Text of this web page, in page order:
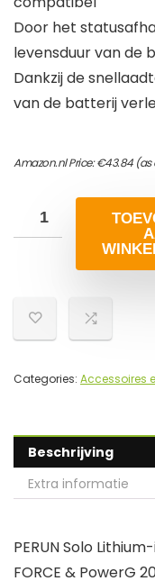
Door het
levensduur van de
Dankzij de
van de batterij
Amazon.nl Price:€43.84(as
Categories: Accessoires
Beschrijving
Extra informatie
PERUN Solo
FORCE & PowerG